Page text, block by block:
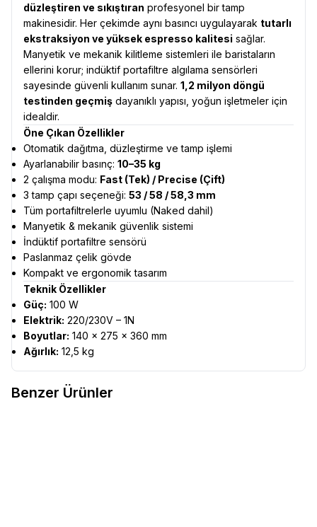
düzleştiren ve sıkıştıran profesyonel bir tamp
makinesidir. Her çekimde aynı basıncı uygulayarak tutarlı
ekstraksiyon ve yüksek espresso kalitesi sağlar.
Manyetik ve mekanik kilitleme sistemleri ile baristaların
ellerini korur; indüktif portafiltre algılama sensörleri
sayesinde güvenli kullanım sunar. 1,2 milyon döngü
testinden geçmiş dayanıklı yapısı, yoğun işletmeler için
idealdir.
Öne Çıkan Özellikler
Otomatik dağıtma, düzleştirme ve tamp işlemi
Ayarlanabilir basınç: 10–35 kg
2 çalışma modu: Fast (Tek) / Precise (Çift)
3 tamp çapı seçeneği: 53 / 58 / 58,3 mm
Tüm portafiltrelerle uyumlu (Naked dahil)
Manyetik & mekanik güvenlik sistemi
İndüktif portafiltre sensörü
Paslanmaz çelik gövde
Kompakt ve ergonomik tasarım
Teknik Özellikler
Güç: 100 W
Elektrik: 220/230V – 1N
Boyutlar: 140 × 275 × 360 mm
Ağırlık: 12,5 kg
Benzer Ürünler